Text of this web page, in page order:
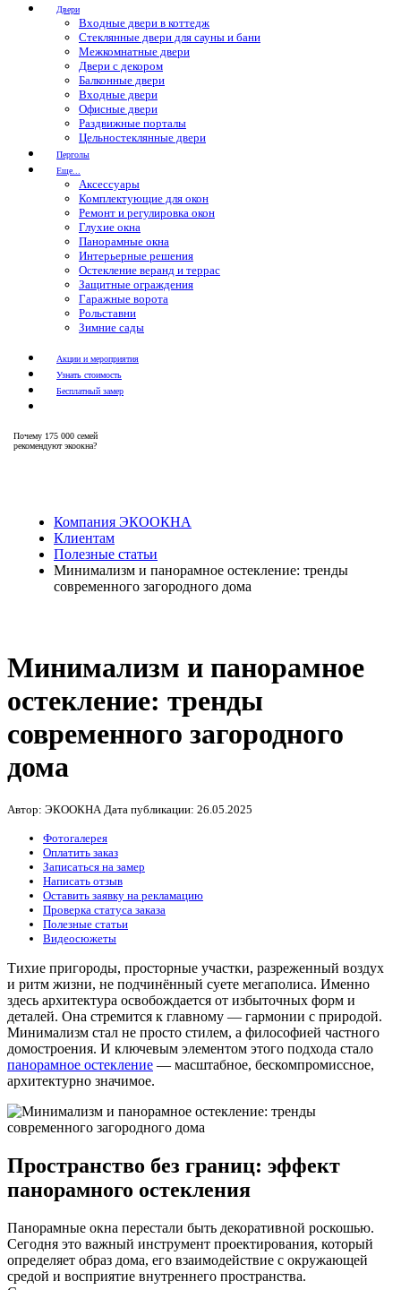
Двери
Входные двери в коттедж
Стеклянные двери для сауны и бани
Межкомнатные двери
Двери с декором
Балконные двери
Входные двери
Офисные двери
Раздвижные порталы
Цельностеклянные двери
Перголы
Еще...
Аксессуары
Комплектующие для окон
Ремонт и регулировка окон
Глухие окна
Панорамные окна
Интерьерные решения
Остекление веранд и террас
Защитные ограждения
Гаражные ворота
Рольставни
Зимние сады
Акции и мероприятия
Узнать стоимость
Бесплатный замер
Почему 175 000 семей
рекомендуют экоокна?
Компания ЭКООКНА
Клиентам
Полезные статьи
Минимализм и панорамное остекление: тренды
современного загородного дома
Минимализм и панорамное
остекление: тренды
современного загородного
дома
Автор: ЭКООКНА Дата публикации: 26.05.2025
Фотогалерея
Оплатить заказ
Записаться на замер
Написать отзыв
Оставить заявку на рекламацию
Проверка статуса заказа
Полезные статьи
Видеосюжеты
Тихие пригороды, просторные участки, разреженный воздух
и ритм жизни, не подчинённый суете мегаполиса. Именно
здесь архитектура освобождается от избыточных форм и
деталей. Она стремится к главному — гармонии с природой.
Минимализм стал не просто стилем, а философией частного
домостроения. И ключевым элементом этого подхода стало
панорамное остекление — масштабное, бескомпромиссное,
архитектурно значимое.
Пространство без границ: эффект
панорамного остекления
Панорамные окна перестали быть декоративной роскошью.
Сегодня это важный инструмент проектирования, который
определяет образ дома, его взаимодействие с окружающей
средой и восприятие внутреннего пространства.